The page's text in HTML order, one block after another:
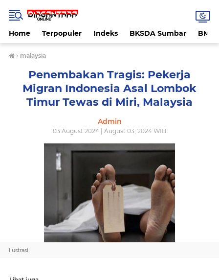
Home Terpopuler Indeks BKSDA Sumbar
› malaysia
Penembakan Tragis: Pekerja
Migran Indonesia Asal Lombok
Timur Tewas di Miri, Malaysia
Admin
03 August 2024 | August 03, 2024 WIB
Ilustrasi